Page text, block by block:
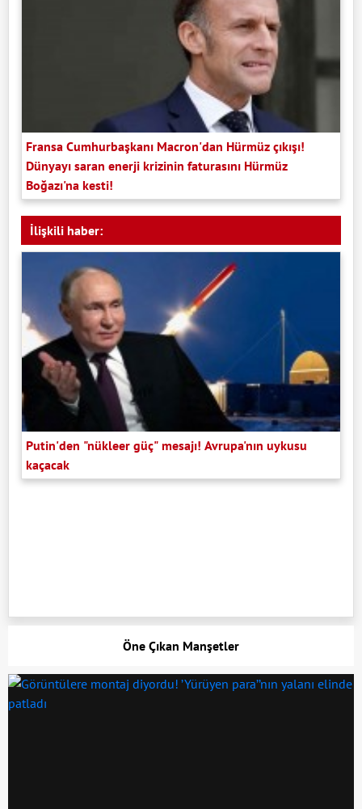
Fransa Cumhurbaşkanı Macron'dan Hürmüz çıkışı!
Dünyayı saran enerji krizinin faturasını Hürmüz
Boğazı'na kesti!
İlişkili haber:
Putin'den "nükleer güç" mesajı! Avrupa'nın uykusu
kaçacak
Öne Çıkan Manşetler